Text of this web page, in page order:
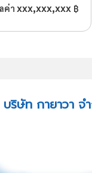
ค่าxxx,xxx,xxx ฿
ริษัท กายาวา จ